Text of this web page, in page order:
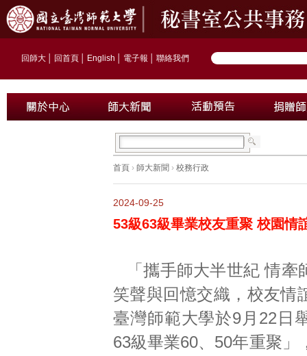
回師大 回首頁 English 電子報 聯絡我們
首頁 › 師大新聞 › 校務行政
2024-09-25
53級63級畢業校友重聚 校園情
「攜手師大半世紀 情牽
笑聲與回憶交織，校友情
臺灣師範大學於9月22日
63級畢業60、50年重聚」